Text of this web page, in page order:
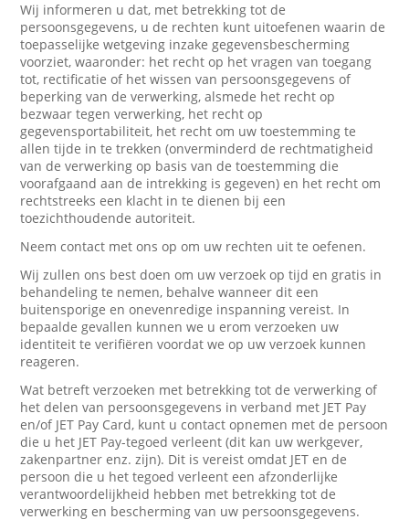
Wij informeren u dat, met betrekking tot de
persoonsgegevens, u de rechten kunt uitoefenen waarin de
toepasselijke wetgeving inzake gegevensbescherming
voorziet, waaronder: het recht op het vragen van toegang
tot, rectificatie of het wissen van persoonsgegevens of
beperking van de verwerking, alsmede het recht op
bezwaar tegen verwerking, het recht op
gegevensportabiliteit, het recht om uw toestemming te
allen tijde in te trekken (onverminderd de rechtmatigheid
van de verwerking op basis van de toestemming die
voorafgaand aan de intrekking is gegeven) en het recht om
rechtstreeks een klacht in te dienen bij een
toezichthoudende autoriteit.
Neem contact met ons op om uw rechten uit te oefenen.
Wij zullen ons best doen om uw verzoek op tijd en gratis in
behandeling te nemen, behalve wanneer dit een
buitensporige en onevenredige inspanning vereist. In
bepaalde gevallen kunnen we u erom verzoeken uw
identiteit te verifiëren voordat we op uw verzoek kunnen
reageren.
Wat betreft verzoeken met betrekking tot de verwerking of
het delen van persoonsgegevens in verband met JET Pay
en/of JET Pay Card, kunt u contact opnemen met de persoon
die u het JET Pay-tegoed verleent (dit kan uw werkgever,
zakenpartner enz. zijn). Dit is vereist omdat JET en de
persoon die u het tegoed verleent een afzonderlijke
verantwoordelijkheid hebben met betrekking tot de
verwerking en bescherming van uw persoonsgegevens.